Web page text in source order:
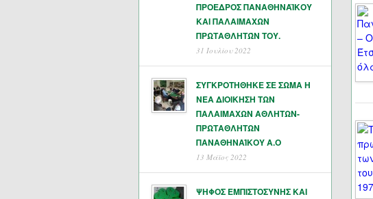
ΠΡΟΕΔΡΟΣ ΠΑΝΑΘΗΝΑΪΚΟΥ
ΚΑΙ ΠΑΛΑΙΜΑΧΩΝ
ΠΡΩΤΑΘΛΗΤΏΝ ΤΟΥ.
31 Ιουλίου 2022
ΣΥΓΚΡΟΤΗΘΗΚΕ ΣΕ ΣΩΜΑ Η
ΝΕΑ ΔΙΟΙΚΗΣΗ ΤΩΝ
ΠΑΛΑΙΜΑΧΩΝ ΑΘΛΗΤΩΝ-
ΠΡΩΤΑΘΛΗΤΩΝ
ΠΑΝΑΘΗΝΑΊΚΟΥ Α.Ο
13 Μάϊος 2022
ΨΗΦΟΣ ΕΜΠΙΣΤΟΣΥΝΗΣ ΚΑΙ